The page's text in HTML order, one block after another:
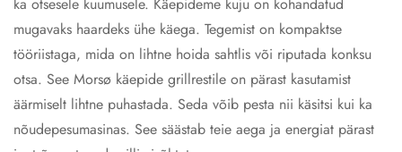
mugavaks haardeks ühe käega. Tegemist on kompaktse
tööriistaga, mida on lihtne hoida sahtlis või riputada konksu
otsa. See Morsø käepide grillrestile on pärast kasutamist
äärmiselt lihtne puhastada. Seda võib pesta nii käsitsi kui ka
nõudepesumasinas. See säästab teie aega ja energiat pärast